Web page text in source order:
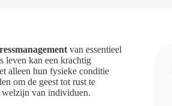
van essentieel
leven kan een krachtig
alleen hun fysieke conditie
om de geest tot rust te
welzijn van individuen.